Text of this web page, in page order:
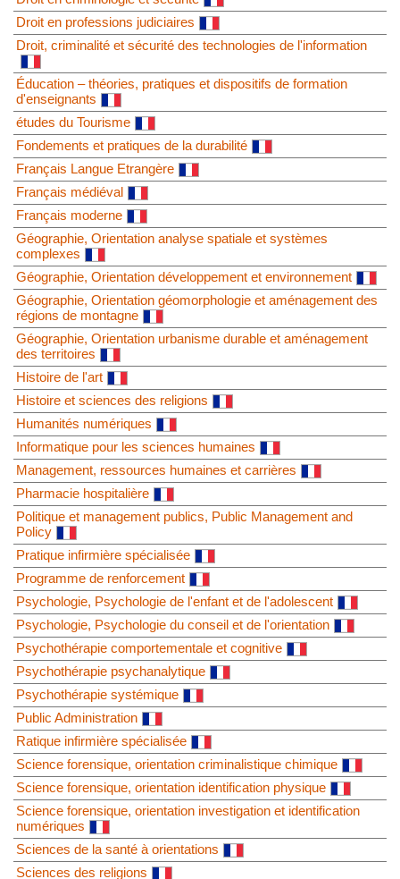
Droit en professions judiciaires
Droit, criminalité et sécurité des technologies de l'information
Éducation – théories, pratiques et dispositifs de formation
d'enseignants
études du Tourisme
Fondements et pratiques de la durabilité
Français Langue Etrangère
Français médiéval
Français moderne
Géographie, Orientation analyse spatiale et systèmes
complexes
Géographie, Orientation développement et environnement
Géographie, Orientation géomorphologie et aménagement des
régions de montagne
Géographie, Orientation urbanisme durable et aménagement
des territoires
Histoire de l'art
Histoire et sciences des religions
Humanités numériques
Informatique pour les sciences humaines
Management, ressources humaines et carrières
Pharmacie hospitalière
Politique et management publics, Public Management and
Policy
Pratique infirmière spécialisée
Programme de renforcement
Psychologie, Psychologie de l'enfant et de l'adolescent
Psychologie, Psychologie du conseil et de l'orientation
Psychothérapie comportementale et cognitive
Psychothérapie psychanalytique
Psychothérapie systémique
Public Administration
Ratique infirmière spécialisée
Science forensique, orientation criminalistique chimique
Science forensique, orientation identification physique
Science forensique, orientation investigation et identification
numériques
Sciences de la santé à orientations
Sciences des religions